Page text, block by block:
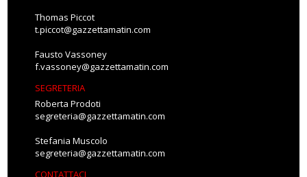
Thomas Piccot
t.piccot@gazzettamatin.com
Fausto Vassoney
f.vassoney@gazzettamatin.com
SEGRETERIA
Roberta Prodoti
segreteria@gazzettamatin.com
Stefania Muscolo
segreteria@gazzettamatin.com
CONTATTACI